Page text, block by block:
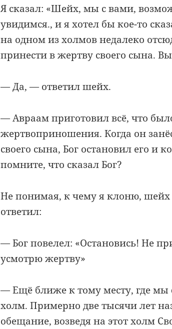
Я сказал: «Шейх, мы с вами,
увидимся., и я хотел бы кое-то
на одном из холмов недалеко
принести в жертву своего сына.
— Да, — ответил шейх.
— Авраам приготовил всё, что
жертвоприношения. Когда он
своего сына, Бог остановил его и
помните, что сказал Бог?
Не понимая, к чему я клоню,
ответил:
— Бог повелел: «Остановись! Не
усмотрю жертву»
— Ещё ближе к тому месту, где мы
холм. Примерно две тысячи лет
обещание, возведя на этот холм